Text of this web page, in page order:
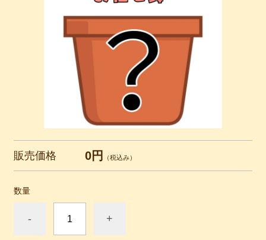
販売価格 0円 （税込み）
数量
- +